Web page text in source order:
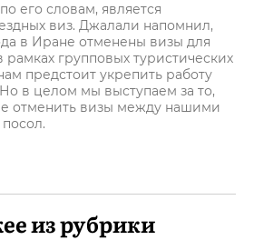
его словам, является
виз. Джалали напомнил,
в Иране отменены визы для
рамках групповых туристических
предстоит укрепить работу
в целом мы выступаем за то,
отменить визы между нашими
из рубрики